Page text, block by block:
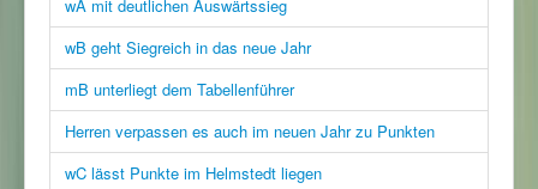
wA mit deutlichen Auswärtssieg
wB geht Siegreich in das neue Jahr
mB unterliegt dem Tabellenführer
Herren verpassen es auch im neuen Jahr zu Punkten
wC lässt Punkte im Helmstedt liegen